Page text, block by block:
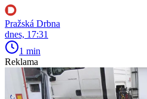
Pražská Drbna
dnes, 17:31
1 min
Reklama